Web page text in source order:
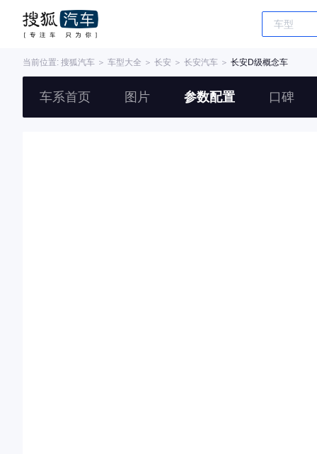
当前位置: 搜狐汽车 ＞ 车型大全 ＞ 长安 ＞ 长安汽车 ＞ 长安D级概念车
车系首页 图片 参数配置 口碑